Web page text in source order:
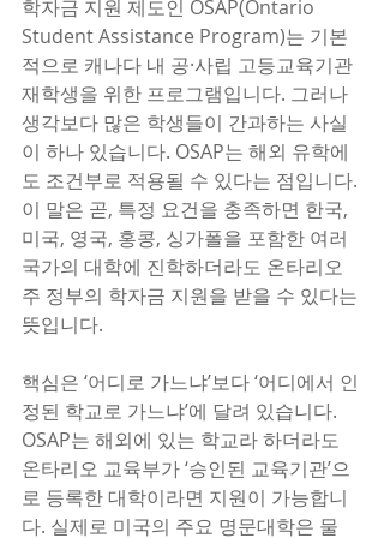
학자금 지원 제도인 OSAP(Ontario
Student Assistance Program)는 기본
적으로 캐나다 내 공·사립 고등교육기관
재학생을 위한 프로그램입니다. 그러나
생각보다 많은 학생들이 간과하는 사실
이 하나 있습니다. OSAP는 해외 유학에
도 조건부로 적용될 수 있다는 점입니다.
이 말은 곧, 특정 요건을 충족하면 한국,
미국, 영국, 홍콩, 싱가폴을 포함한 여러
국가의 대학에 진학하더라도 온타리오
주 정부의 학자금 지원을 받을 수 있다는
뜻입니다.
핵심은 ‘어디로 가느냐’보다 ‘어디에서 인
정된 학교로 가느냐’에 달려 있습니다.
OSAP는 해외에 있는 학교라 하더라도
온타리오 교육부가 ‘승인된 교육기관’으
로 등록한 대학이라면 지원이 가능합니
다. 실제로 미국의 주요 명문대학은 물